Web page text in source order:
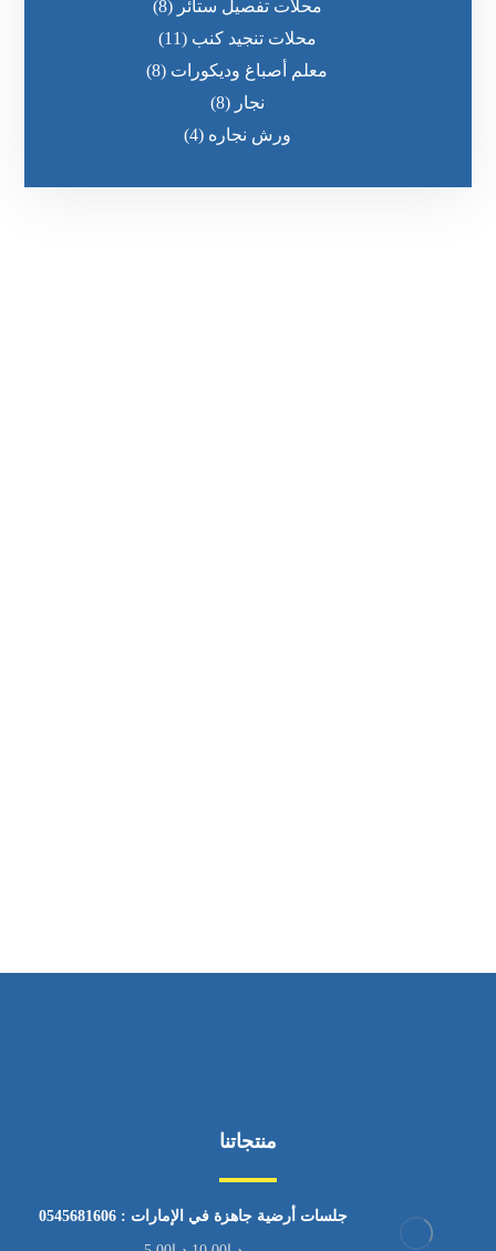
محلات تفصيل ستائر (8)
محلات تنجيد كنب (11)
معلم أصباغ وديكورات (8)
نجار (8)
ورش نجاره (4)
منتجاتنا
جلسات أرضية جاهزة في الإمارات : 0545681606